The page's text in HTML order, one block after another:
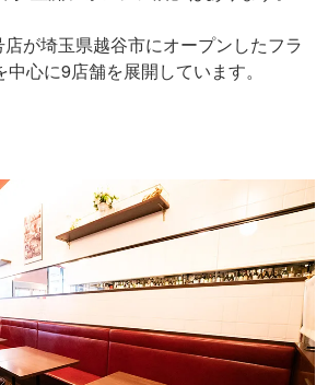
が埼玉県越谷市にオープンしたフラ
心に9店舗を展開しています。